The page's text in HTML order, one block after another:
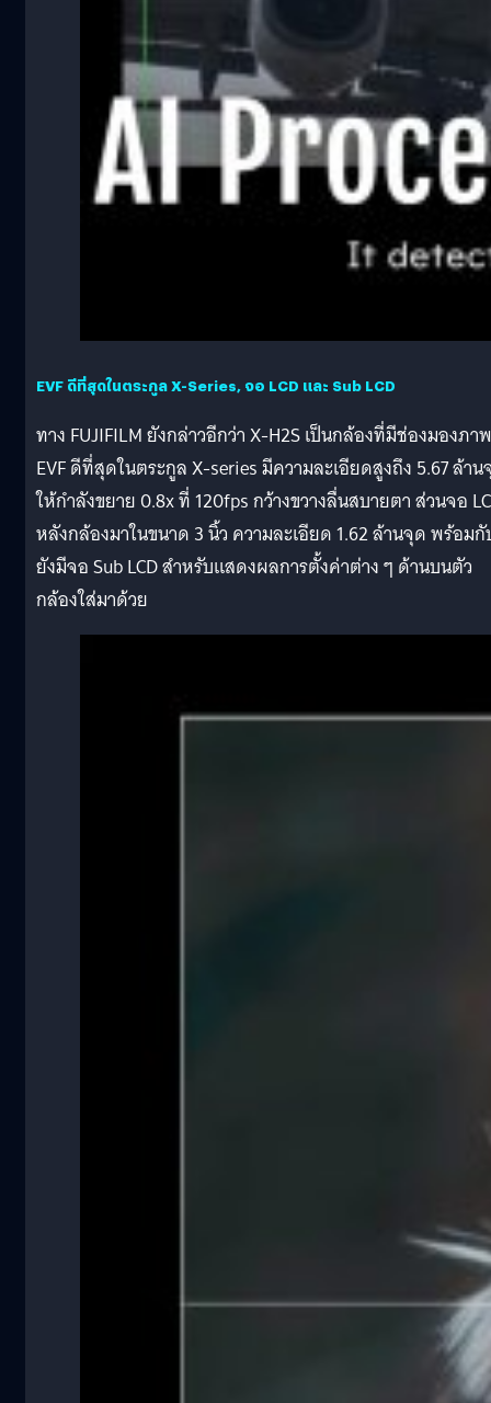
EVF ดีที่สุดในตระกูล X-Series, จอ LCD และ Sub LCD
ทาง FUJIFILM ยังกล่าวอีกว่า X-H2S เป็นกล้องที่มีช่องมองภาพ
EVF ดีที่สุดในตระกูล X-series มีความละเอียดสูงถึง 5.67 ล้า
ให้กำลังขยาย 0.8x ที่ 120fps กว้างขวางลื่นสบายตา ส่วนจอ
หลังกล้องมาในขนาด 3 นิ้ว ความละเอียด 1.62 ล้านจุด พร้อม
ยังมีจอ Sub LCD สำหรับแสดงผลการตั้งค่าต่าง ๆ ด้านบนตัว
กล้องใส่มาด้วย